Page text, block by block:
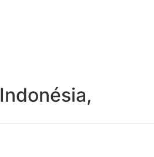
Indonésia,